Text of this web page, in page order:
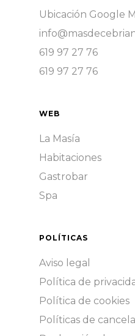
Ubicación Google
619 97 27 76
619 97 27 76
WEB
La Masía
Habitaciones
Gastrobar
Spa
POLÍTICAS
Aviso legal
Política de
Política de cookies
Políticas de